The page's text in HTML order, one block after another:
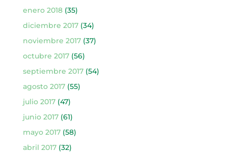
enero 2018(35)
diciembre 2017(34)
noviembre 2017(37)
octubre 2017(56)
septiembre 2017(54)
agosto 2017(55)
julio 2017(47)
junio 2017(61)
mayo 2017(58)
abril 2017(32)